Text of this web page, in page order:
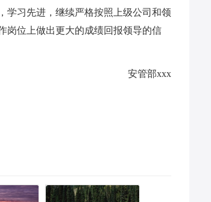
学习先进，继续严格按照上级公司和领
岗位上做出更大的成绩回报领导的信
安管部xxx